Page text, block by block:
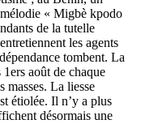
« Migbè kpodo
de la tutelle
les agents
tombent. La
août de chaque
masses. La liesse
étiolée. Il n’y a plus
désormais une